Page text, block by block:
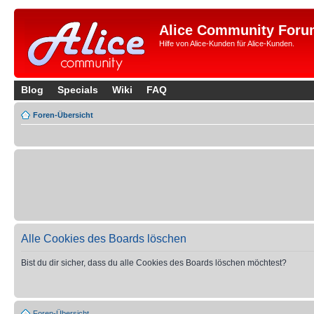
Alice Community
Hilfe von Alice-Kunden für Alice-Kunden.
Blog Specials Wiki FAQ
Foren-Übersicht
Alle Cookies des Boards löschen
Bist du dir sicher, dass du alle Cookies des Boards löschen möchtest?